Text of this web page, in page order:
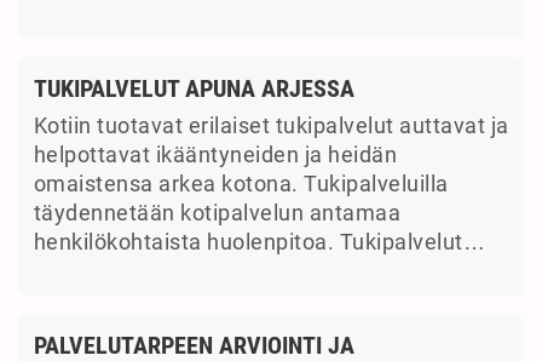
TUKIPALVELUT APUNA ARJESSA
Kotiin tuotavat erilaiset tukipalvelut auttavat ja
helpottavat ikääntyneiden ja heidän
omaistensa arkea kotona. Tukipalveluilla
täydennetään kotipalvelun antamaa
henkilökohtaista huolenpitoa. Tukipalvelut…
PALVELUTARPEEN ARVIOINTI JA